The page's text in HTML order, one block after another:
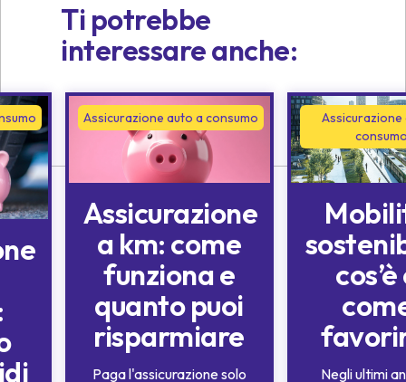
Ti potrebbe
interessare anche:
Assicurazione auto a consumo
Assicurazione
a km: come
funziona e
quanto puoi
risparmiare
Paga l'assicurazione solo
Assicurazione
cos’è
Negli ultimi